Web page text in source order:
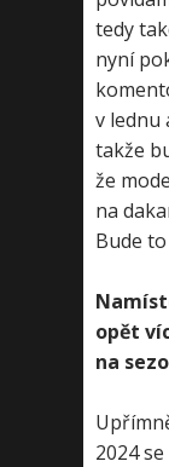
tedy
nyní
v lednu
takže
že
na
Bude
opět
na
2024